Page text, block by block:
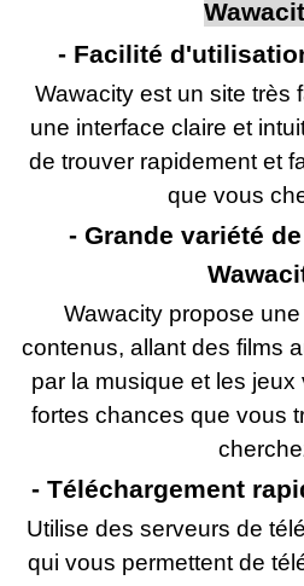
- Facilité
Wawacity est un site très
une interface claire et
de trouver rapidement et
que vous
- Grande variété
Wawacity propose
contenus, allant des films
par la musique et les
fortes chances que vous
- Téléchargement
Utilise des serveurs de
qui vous permettent de